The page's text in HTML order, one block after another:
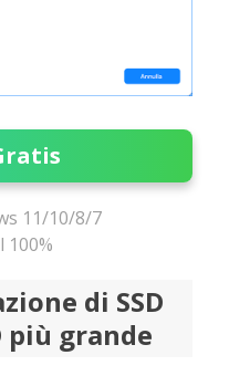
11/10/8/7
100%
di SSD
più grande